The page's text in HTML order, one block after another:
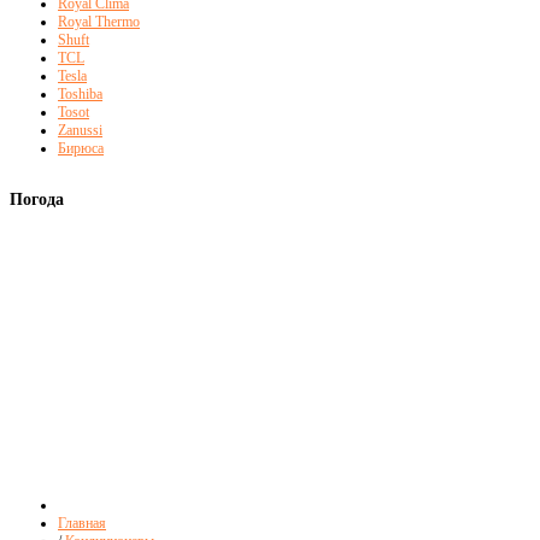
Royal Clima
Royal Thermo
Shuft
TCL
Tesla
Toshiba
Tosot
Zanussi
Бирюса
Погода
Главная